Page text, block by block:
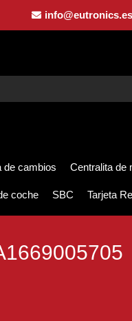
info@eutronics.es
de cambios Centralita de
coche SBC Tarjeta